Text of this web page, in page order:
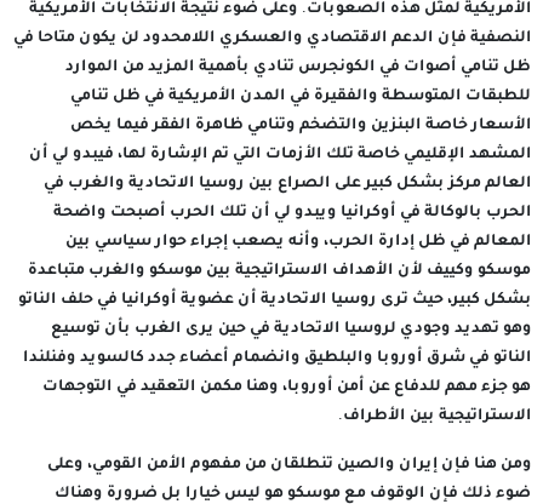
الأمريكية لمثل هذه الصعوبات. وعلى ضوء نتيجة الانتخابات الأمريكية
النصفية فإن الدعم الاقتصادي والعسكري اللامحدود لن يكون متاحا في
ظل تنامي أصوات في الكونجرس تنادي بأهمية المزيد من الموارد
للطبقات المتوسطة والفقيرة في المدن الأمريكية في ظل تنامي
الأسعار خاصة البنزين والتضخم وتنامي ظاهرة الفقر فيما يخص
المشهد الإقليمي خاصة تلك الأزمات التي تم الإشارة لها، فيبدو لي أن
العالم مركز بشكل كبير على الصراع بين روسيا الاتحادية والغرب في
الحرب بالوكالة في أوكرانيا ويبدو لي أن تلك الحرب أصبحت واضحة
المعالم في ظل إدارة الحرب، وأنه يصعب إجراء حوار سياسي بين
موسكو وكييف لأن الأهداف الاستراتيجية بين موسكو والغرب متباعدة
بشكل كبير، حيث ترى روسيا الاتحادية أن عضوية أوكرانيا في حلف الناتو
وهو تهديد وجودي لروسيا الاتحادية في حين يرى الغرب بأن توسيع
الناتو في شرق أوروبا والبلطيق وانضمام أعضاء جدد كالسويد وفنلندا
هو جزء مهم للدفاع عن أمن أوروبا، وهنا مكمن التعقيد في التوجهات
الاستراتيجية بين الأطراف.
ومن هنا فإن إيران والصين تنطلقان من مفهوم الأمن القومي، وعلى
ضوء ذلك فإن الوقوف مع موسكو هو ليس خيارا بل ضرورة وهناك